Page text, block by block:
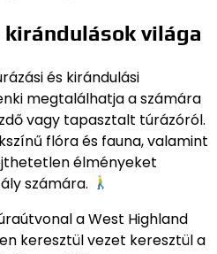
világa
és kirándulási
megtalálhatja a számára
vagy tapasztalt túrázóról.
flóra és fauna, valamint
élményeket
számára.
a West Highland
keresztül vezet keresztül a